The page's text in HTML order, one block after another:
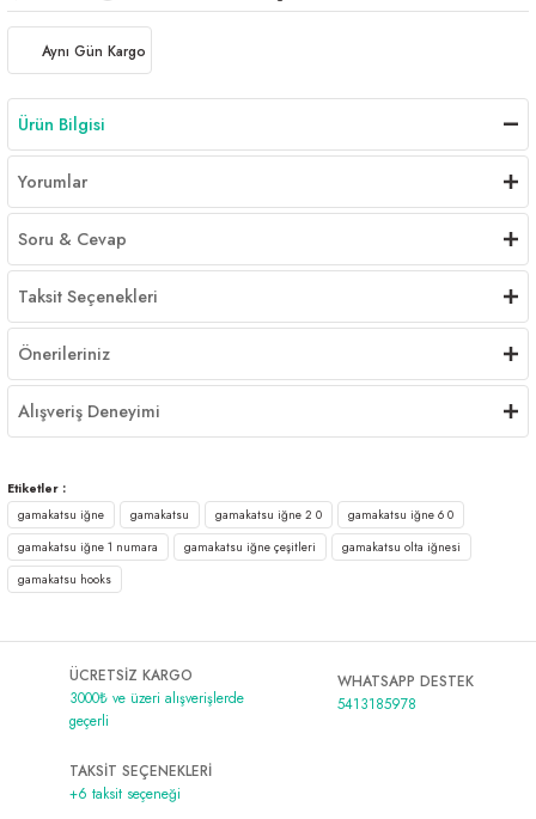
Aynı Gün Kargo
Ürün Bilgisi
Yorumlar
Soru & Cevap
Taksit Seçenekleri
Önerileriniz
Alışveriş Deneyimi
Etiketler :
gamakatsu iğne
gamakatsu gamakatsu iğne 2 0
gamakatsu iğne 6 0
gamakatsu iğne 1 numara
gamakatsu iğne çeşitleri
gamakatsu olta iğnesi
gamakatsu hooks
ÜCRETSİZ KARGO
3000₺ ve üzeri alışverişlerde
geçerli
WHATSAPP DESTEK
5413185978
TAKSİT SEÇENEKLERİ
+6 taksit seçeneği